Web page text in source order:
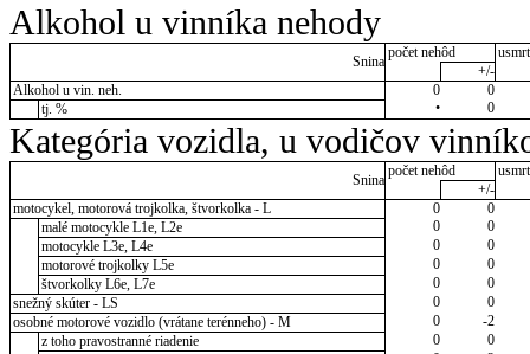
Alkohol u vinníka nehody
Snina
počet nehôd
+/-
Alkohol u vin. neh.
0
0
tj. %
• 0
Kategória vozidla, u vodičov
Snina
počet nehôd
+/-
motocykel, motorová trojkolka, štvorkolka - L
0
0
malé motocykle L1e, L2e
0
0
motocykle L3e, L4e
0
0
motorové trojkolky L5e
0
0
štvorkolky L6e, L7e
0
0
snežný skúter - LS
0
0
osobné motorové vozidlo (vrátane terénneho) - M
0
-2
z toho pravostranné riadenie
0
0